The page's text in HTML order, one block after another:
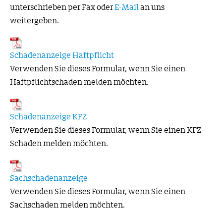
unterschrieben per Fax oderE-Mailan uns
weitergeben.
Schadenanzeige Haftpflicht
Verwenden Sie dieses Formular, wenn Sie einen
Haftpflichtschaden melden möchten.
Schadenanzeige KFZ
Verwenden Sie dieses Formular, wenn Sie einen KFZ-
Schaden melden möchten.
Sachschadenanzeige
Verwenden Sie dieses Formular, wenn Sie einen
Sachschaden melden möchten.